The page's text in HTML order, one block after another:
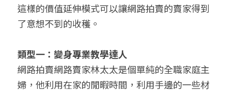
這樣的價值延伸模式可以讓網路拍賣的賣家得到
了意想不到的收穫。
類型一：變身專業教學達人
網路拍賣網路賣家林太太是個單純的全職家庭主
婦，他利用在家的閒暇時間，利用手邊的一些材